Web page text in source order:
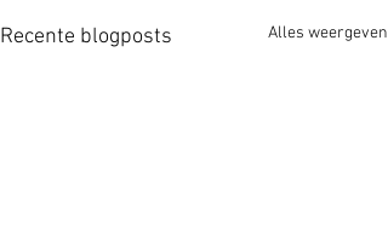
Recente blogposts Alles weergeven